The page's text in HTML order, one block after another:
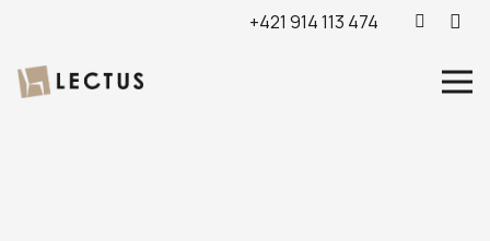
+421 914 113 474